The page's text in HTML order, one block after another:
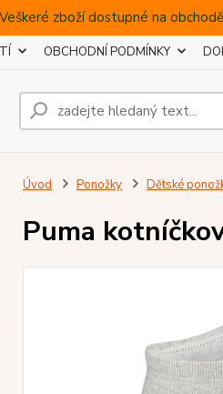
Veškeré zboží dostupné na
OBCHODNÍ PODMÍNKY
Úvod Ponožky Dětské
Puma